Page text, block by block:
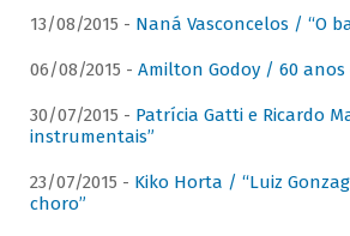
13/08/2015 - Naná Vasconcelos / “O
06/08/2015 - Amilton Godoy / 60 anos
30/07/2015 - Patrícia Gatti e Ricardo
instrumentais”
23/07/2015 - Kiko Horta / “Luiz
choro”